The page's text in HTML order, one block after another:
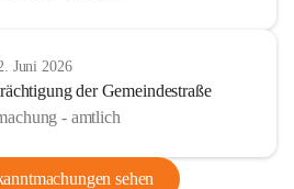
Juni 2026
der Gemeindestraße
- amtlich
sehen